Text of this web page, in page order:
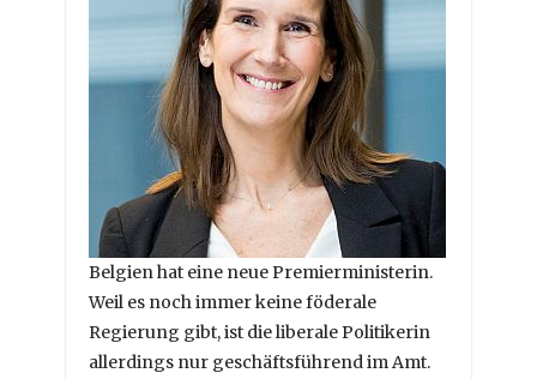
Belgien hat eine neue Premierministerin.
Weil es noch immer keine föderale
Regierung gibt, ist die liberale Politikerin
allerdings nur geschäftsführend im Amt.